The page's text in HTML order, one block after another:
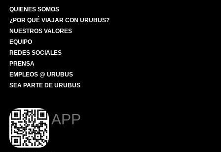
QUIENES SOMOS
¿POR QUÉ VIAJAR CON URUBUS?
NUESTROS VALORES
EQUIPO
REDES SOCIALES
PRENSA
EMPLEOS @ URUBUS
SEA PARTE DE URUBUS
APP